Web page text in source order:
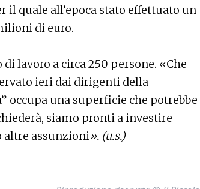
quale all’epoca stato effettuato un
di euro.
lavoro a circa 250 persone. «Che
ieri dai dirigenti della
occupa una superficie che potrebbe
siamo pronti a investire
altre assunzioni». (u.s.)